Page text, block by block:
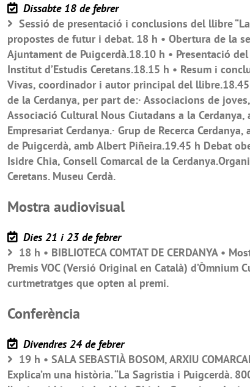
Dissabte 18 de febrer
Sessió de presentació i conclusions del llibre
propostes de futur i debat. 18 h • Obertura de la
Ajuntament de Puigcerdà.18.10 h • Presentació
Institut d’Estudis Ceretans.18.15 h • Resum i
Vivas, coordinador i autor principal del
de la Cerdanya, per part de:· Associacions de
Associació Cultural Nous Ciutadans a la Cerdanya,
Empresariat Cerdanya.· Grup de Recerca
de Puigcerdà, amb Albert Piñeira.19.45 h Debat
Isidre Chia, Consell Comarcal de la
Ceretans. Museu Cerdà.
Mostra audiovisual
Dies 21 i 23 de febrer
18 h • BIBLIOTECA COMTAT DE CERDANYA •
Premis VOC (Versió Original en Català) d’Òmnium
curtmetratges que opten al premi.
Conferència
Divendres 24 de febrer
19 h • SALA SEBASTIÀ BOSOM, ARXIU
Explica’m una història. “La Sagristia i Puigcerdà.